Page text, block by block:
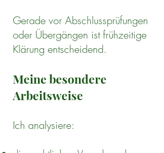
Gerade vor Abschlussprüfungen
oder Übergängen ist frühzeitige
Klärung entscheidend.
Meine besondere
Arbeitsweise
Ich analysiere: